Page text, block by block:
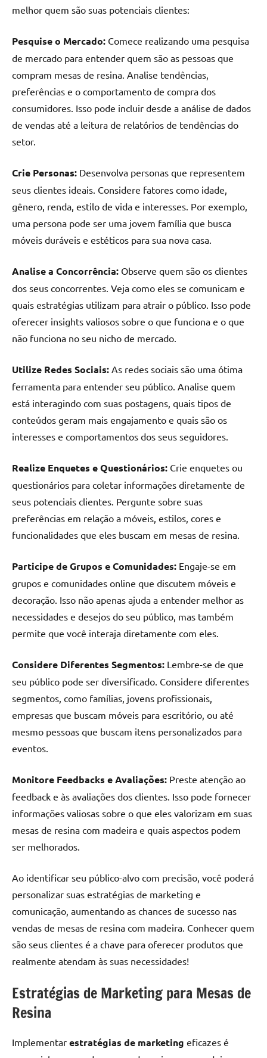
ambiente
únicas.
Nosso
conteúdo
é
focado
em
práticas
e
tendências
para
criar
resinada
de
alta
qualidade,
como
populares
Tables
e
mesas
de
resinadas.
melhor quem são suas potenciais clientes:
Pesquise o Mercado: Comece realizando uma pesquisa
de mercado para entender quem são as pessoas que
compram mesas de resina. Analise tendências,
preferências e o comportamento de compra dos
consumidores. Isso pode incluir desde a análise de dados
de vendas até a leitura de relatórios de tendências do
setor.
Crie Personas: Desenvolva personas que representem
seus clientes ideais. Considere fatores como idade,
gênero, renda, estilo de vida e interesses. Por exemplo,
uma persona pode ser uma jovem família que busca
móveis duráveis e estéticos para sua nova casa.
Analise a Concorrência: Observe quem são os clientes
dos seus concorrentes. Veja como eles se comunicam e
quais estratégias utilizam para atrair o público. Isso pode
oferecer insights valiosos sobre o que funciona e o que
não funciona no seu nicho de mercado.
Utilize Redes Sociais: As redes sociais são uma ótima
ferramenta para entender seu público. Analise quem
está interagindo com suas postagens, quais tipos de
conteúdos geram mais engajamento e quais são os
interesses e comportamentos dos seus seguidores.
Realize Enquetes e Questionários: Crie enquetes ou
questionários para coletar informações diretamente de
seus potenciais clientes. Pergunte sobre suas
preferências em relação a móveis, estilos, cores e
funcionalidades que eles buscam em mesas de resina.
Participe de Grupos e Comunidades: Engaje-se em
grupos e comunidades online que discutem móveis e
decoração. Isso não apenas ajuda a entender melhor as
necessidades e desejos do seu público, mas também
permite que você interaja diretamente com eles.
Considere Diferentes Segmentos: Lembre-se de que
seu público pode ser diversificado. Considere diferentes
segmentos, como famílias, jovens profissionais,
empresas que buscam móveis para escritório, ou até
mesmo pessoas que buscam itens personalizados para
eventos.
Monitore Feedbacks e Avaliações: Preste atenção ao
feedback e às avaliações dos clientes. Isso pode fornecer
informações valiosas sobre o que eles valorizam em suas
mesas de resina com madeira e quais aspectos podem
ser melhorados.
Ao identificar seu público-alvo com precisão, você poderá
personalizar suas estratégias de marketing e
comunicação, aumentando as chances de sucesso nas
vendas de mesas de resina com madeira. Conhecer quem
são seus clientes é a chave para oferecer produtos que
realmente atendam às suas necessidades!
Estratégias de Marketing para Mesas de
Resina
Implementar estratégias de marketing eficazes é